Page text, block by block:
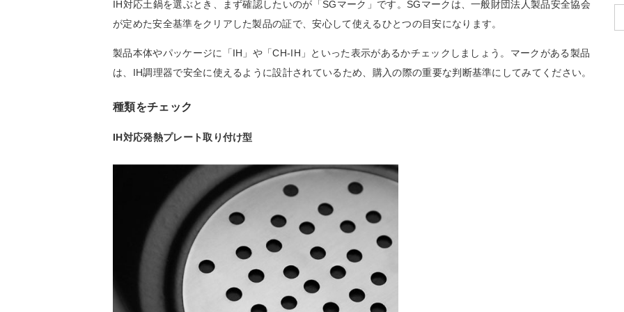
IH対応土鍋を選ぶとき、まず確認したいのが「SGマーク」です。SGマークは、一般財団法人製品安全協会
が定めた安全基準をクリアした製品の証で、安心して使えるひとつの目安になります。
製品本体やパッケージに「IH」や「CH-IH」といった表示があるかチェックしましょう。マークがある製品
は、IH調理器で安全に使えるように設計されているため、購入の際の重要な判断基準にしてみてください。
種類をチェック
IH対応発熱プレート取り付け型